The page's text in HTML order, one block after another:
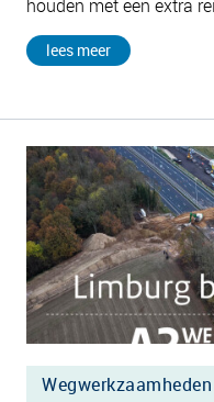
houden met een extra
lees meer
Wegwerkzaamheden